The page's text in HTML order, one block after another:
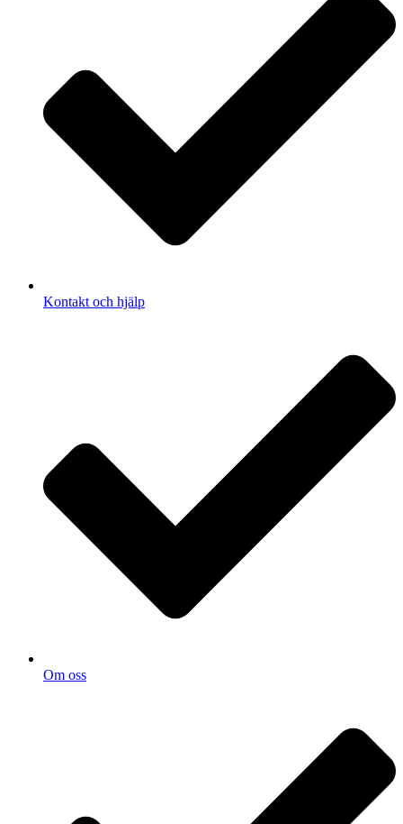
Kontakt och hjälp
Om oss